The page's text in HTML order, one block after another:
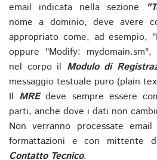
email indicata nella sezione
nome a dominio, deve avere
appropriato come, ad esempio,
oppure "Modify:
nel corpo il Modulo di
messaggio testuale puro (plain
Il MREdeve sempre essere
parti, anche dove i dati non
Non verranno processate
formattazioni e con mittente
Contatto Tecnico.